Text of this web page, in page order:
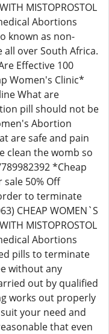
MISTOPROSTOL
Abortions
known as non-
over South Africa.
Effective 100
Women's Clinic*
What are
pill should not be
Abortion
are safe and pain
clean the womb so
*Cheap
50% Off
to terminate
CHEAP WOMEN`S
MISTOPROSTOL
Abortions
pills to terminate
without any
out by qualified
works out properly
your need and
that even